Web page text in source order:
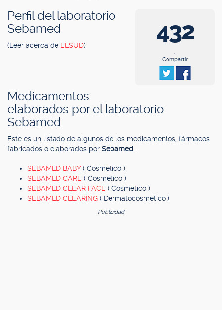
432
.
Compartir
Perfil del laboratorio
Sebamed
(Leer acerca de ELSUD)
Medicamentos
elaborados por el laboratorio
Sebamed
Este es un listado de algunos de los medicamentos, fármacos
fabricados o elaborados por Sebamed
SEBAMED BABY( Cosmético )
SEBAMED CARE ( Cosmético )
SEBAMED CLEAR FACE ( Cosmético )
SEBAMED CLEARING ( Dermatocosmético )
Publicidad